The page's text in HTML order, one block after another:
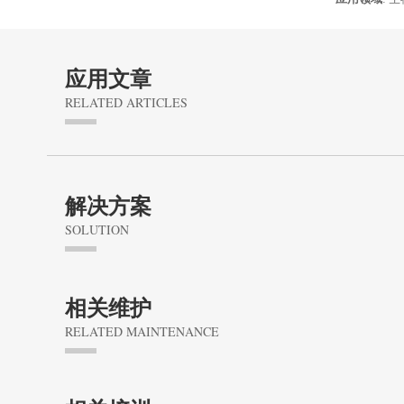
应用文章
RELATED ARTICLES
解决方案
SOLUTION
相关维护
RELATED MAINTENANCE